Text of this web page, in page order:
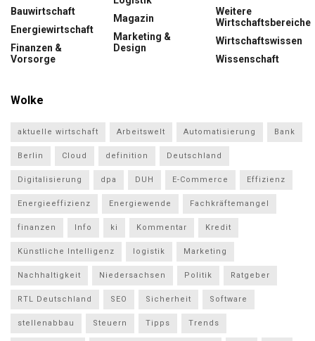
Bauwirtschaft
Energiewirtschaft
Finanzen &
Vorsorge
Magazin
Marketing &
Design
Weitere
Wirtschaftsbereiche
Wirtschaftswissen
Wissenschaft
Wolke
aktuelle wirtschaft Arbeitswelt Automatisierung Bank
Berlin Cloud definition Deutschland
Digitalisierung dpa DUH E-Commerce Effizienz
Energieeffizienz Energiewende Fachkräftemangel
finanzen Info ki Kommentar Kredit
Künstliche Intelligenz logistik Marketing
Nachhaltigkeit Niedersachsen Politik Ratgeber
RTL Deutschland SEO Sicherheit Software
stellenabbau Steuern Tipps Trends